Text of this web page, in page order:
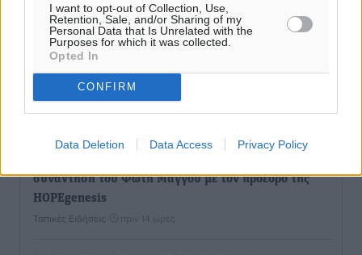
I want to opt-out of Collection, Use,
Retention, Sale, and/or Sharing of my
Personal Data that Is Unrelated with the
Purposes for which it was collected.
Opted In
CONFIRM
Data Deletion Data Access Privacy Policy
Βίσση
Τοπικές Ειδήσεις• πριν 13 ώρες
Στο Επιμελητήριο Δωδεκανήσου σήμερα ο Πρέσβης
Τοπικές Ειδήσεις• πριν 14 ώρες
συνάντηση του Φώτη Μάγγου με τον πρόεδρο της
HOPEgenesis
Τοπικές Ειδήσεις πριν 14 ώρες